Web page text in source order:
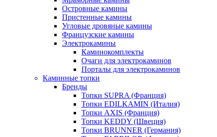
Островные камины
Пристенные камины
Угловые дровяные камины
Французские камины
Электрокамины
Каминокомплекты
Очаги для электрокаминов
Порталы для электрокаминов
Каминные топки
Бренды
Топки SUPRA (Франция)
Топки EDILKAMIN (Италия)
Топки AXIS (Франция)
Топки KEDDY (Швеция)
Топки BRUNNER (Германия)